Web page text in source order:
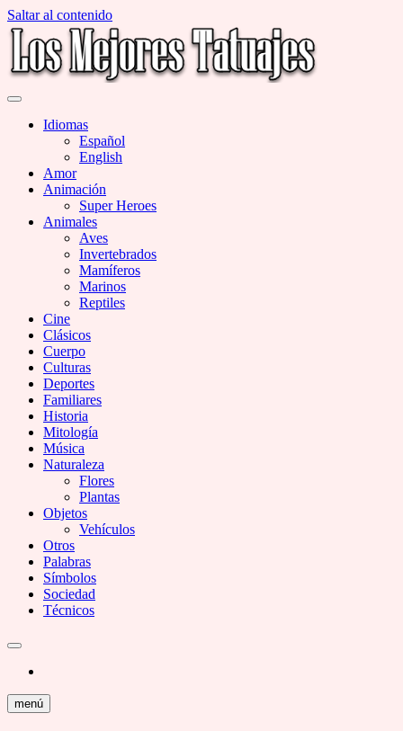
Saltar al contenido
Miles de Imágenes de Tatuajes en Galerías
Idiomas
Español
English
Amor
Animación
Super Heroes
Animales
Aves
Invertebrados
Mamíferos
Marinos
Reptiles
Cine
Clásicos
Cuerpo
Culturas
Deportes
Familiares
Historia
Mitología
Música
Naturaleza
Flores
Plantas
Objetos
Vehículos
Otros
Palabras
Símbolos
Sociedad
Técnicos
menú